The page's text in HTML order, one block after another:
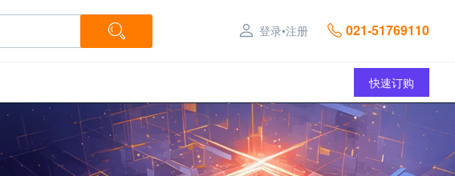
登录•注册 021-51769110
快速订购